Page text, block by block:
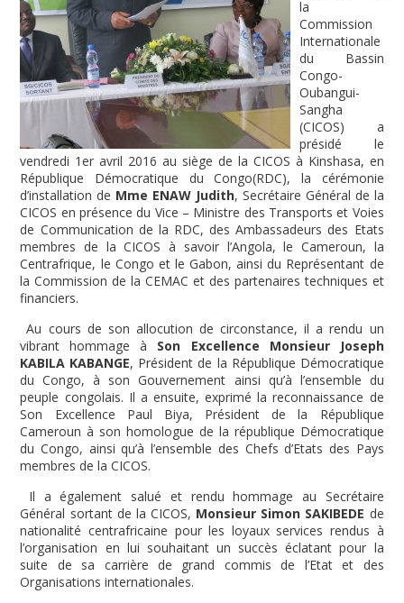
la
Commission
Internationale
du Bassin
Congo-
Oubangui-
Sangha
(CICOS) a
présidé le
vendredi 1er avril 2016 au siège de la CICOS à Kinshasa, en
République Démocratique du Congo(RDC), la cérémonie
d’installation de Mme ENAW Judith, Secrétaire Général de la
CICOS en présence du Vice – Ministre des Transports et Voies
de Communication de la RDC, des Ambassadeurs des Etats
membres de la CICOS à savoir l’Angola, le Cameroun, la
Centrafrique, le Congo et le Gabon, ainsi du Représentant de
la Commission de la CEMAC et des partenaires techniques et
financiers.
Au cours de son allocution de circonstance, il a rendu un
vibrant hommage à Son Excellence Monsieur
Joseph
KABILA KABANGE, Président de la République Démocratique
du Congo, à son Gouvernement ainsi qu’à l’ensemble du
peuple congolais. Il a ensuite, exprimé la reconnaissance de
Son Excellence Paul Biya, Président de la République
Cameroun à son homologue de la république Démocratique
du Congo, ainsi qu’à l’ensemble des Chefs d’Etats des Pays
membres de la CICOS.
Il a également salué et rendu hommage au Secrétaire
Général sortant de la CICOS, Monsieur Simon SAKIBEDE de
nationalité centrafricaine pour les loyaux services rendus à
l’organisation en lui souhaitant un succès éclatant pour la
suite de sa carrière de grand commis de l’Etat et des
Organisations internationales.